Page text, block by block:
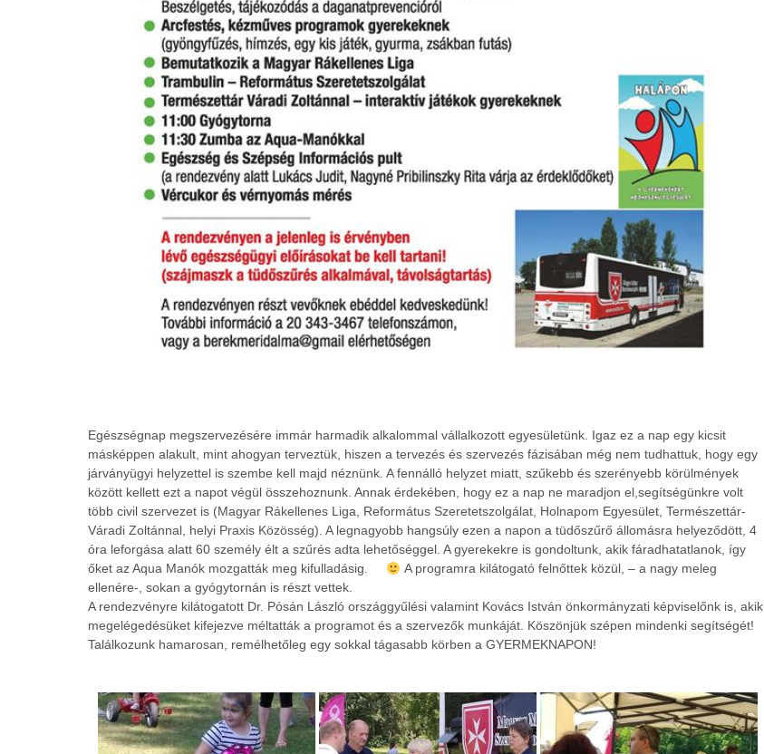
Egészségnap megszervezésére immár harmadik alkalommal vállalkozott egyesületünk. Igaz ez a nap egy kicsit
másképpen alakult, mint ahogyan terveztük, hiszen a tervezés és szervezés fázisában még nem tudhattuk, hogy egy
járványügyi helyzettel is szembe kell majd néznünk. A fennálló helyzet miatt, szűkebb és szerényebb körülmények
között kellett ezt a napot végül összehoznunk. Annak érdekében, hogy ez a nap ne maradjon el,segítségünkre volt
több civil szervezet is (Magyar Rákellenes Liga, Református Szeretetszolgálat, Holnapom Egyesület, Természettár-
Váradi Zoltánnal, helyi Praxis Közösség). A legnagyobb hangsúly ezen a napon a tüdőszűrő állomásra helyeződött, 4
óra leforgása alatt 60 személy élt a szűrés adta lehetőséggel. A gyerekekre is gondoltunk, akik fáradhatatlanok, így
őket az Aqua Manók mozgatták meg kifulladásig.
A programra kilátogató felnőttek közül, – a nagy meleg
ellenére-, sokan a gyógytornán is részt vettek.
A rendezvényre kilátogatott Dr. Pósán László országgyűlési valamint Kovács István önkormányzati képviselőnk is, akik
megelégedésüket kifejezve méltatták a programot és a szervezők munkáját. Köszönjük szépen mindenki segítségét!
Találkozunk hamarosan, remélhetőleg egy sokkal tágasabb körben a GYERMEKNAPON!